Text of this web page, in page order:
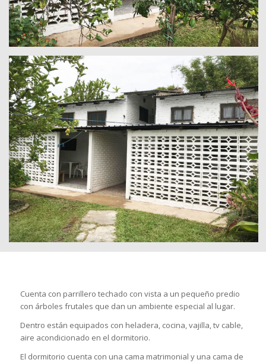
Cuenta con parrillero techado con vista a un pequeño predio
con árboles frutales que dan un ambiente especial al lugar.
Dentro están equipados con heladera, cocina, vajilla, tv cable,
aire acondicionado en el dormitorio.
El dormitorio cuenta con una cama matrimonial y una cama de